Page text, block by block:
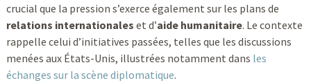
crucial que la pression s’exerce également sur les plans de
relations internationales et d’aide humanitaire. Le contexte
rappelle celui d’initiatives passées, telles que les discussions
menées aux États-Unis, illustrées notamment dans les
échanges sur la scène diplomatique.